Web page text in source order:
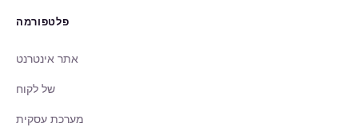
פלטפורמה
אתר אינטרנט
של לקוח
מערכת עסקית